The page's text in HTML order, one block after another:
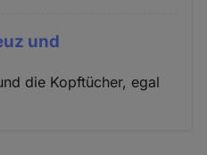
und
die Kopftücher, egal